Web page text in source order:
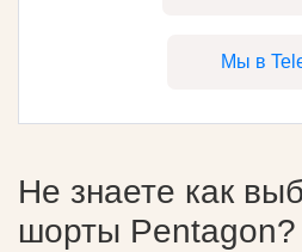
Мы в
Не знаете как
шорты Pentagon?